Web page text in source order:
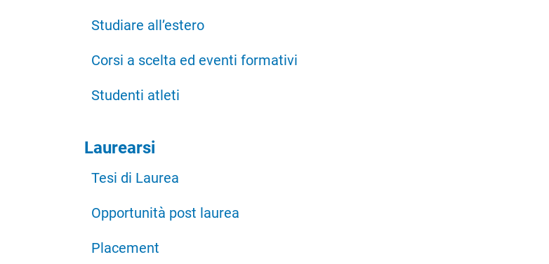
Studiare all’estero
Corsi a scelta ed eventi formativi
Studenti atleti
Laurearsi
Tesi di Laurea
Opportunità post laurea
Placement